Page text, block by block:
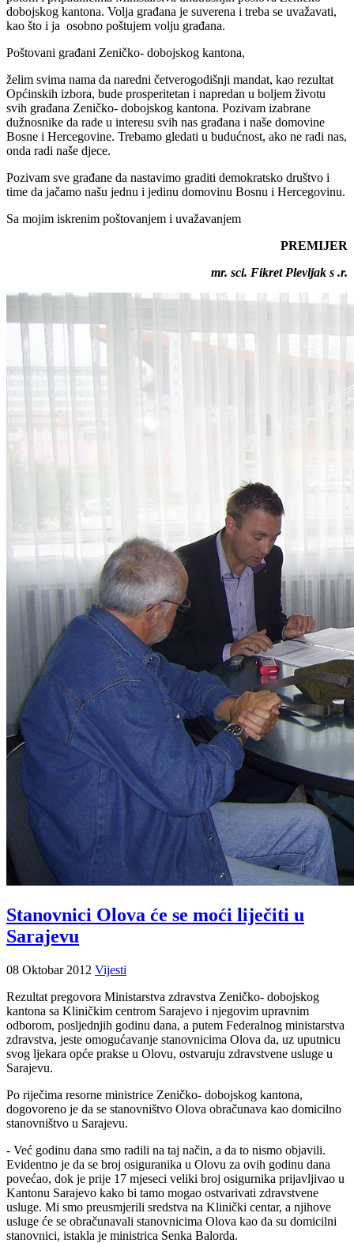
dobojskog kantona. Volja građana je suverena i treba se uvažavati,
kao što i ja osobno poštujem volju građana.
Poštovani građani Zeničko- dobojskog kantona,
želim svima nama da naredni četverogodišnji mandat, kao rezultat
Općinskih izbora, bude prosperitetan i napredan u boljem životu
svih građana Zeničko- dobojskog kantona. Pozivam izabrane
dužnosnike da rade u interesu svih nas građana i naše domovine
Bosne i Hercegovine. Trebamo gledati u budućnost, ako ne radi nas,
onda radi naše djece.
Pozivam sve građane da nastavimo graditi demokratsko društvo i
time da jačamo našu jednu i jedinu domovinu Bosnu i Hercegovinu.
Sa mojim iskrenim poštovanjem i uvažavanjem
PREMIJER
mr. sci. Fikret Plevljak s .r.
Stanovnici Olova će se moći liječiti u
Sarajevu
08 Oktobar 2012 Vijesti
Rezultat pregovora Ministarstva zdravstva Zeničko- dobojskog
kantona sa Kliničkim centrom Sarajevo i njegovim upravnim
odborom, posljednjih godinu dana, a putem Federalnog ministarstva
zdravstva, jeste omogućavanje stanovnicima Olova da, uz uputnicu
svog ljekara opće prakse u Olovu, ostvaruju zdravstvene usluge u
Sarajevu.
Po riječima resorne ministrice Zeničko- dobojskog kantona,
dogovoreno je da se stanovništvo Olova obračunava kao domicilno
stanovništvo u Sarajevu.
- Već godinu dana smo radili na taj način, a da to nismo objavili.
Evidentno je da se broj osiguranika u Olovu za ovih godinu dana
povećao, dok je prije 17 mjeseci veliki broj osigurnika prijavljivao u
Kantonu Sarajevo kako bi tamo mogao ostvarivati zdravstvene
usluge. Mi smo preusmjerili sredstva na Klinički centar, a njihove
usluge će se obračunavali stanovnicima Olova kao da su domicilni
stanovnici, istakla je ministrica Senka Balorda.